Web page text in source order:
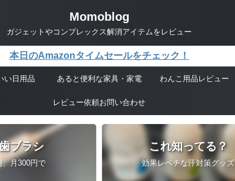
Momoblog
ガジェットやコンプレックス解消アイテムをレビュー
本日のAmazonタイムセールをチェック！
い日用品 あると便利な家具・家電 わんこ用品レビュー
レビュー依頼お問い合わせ
ブラシ
、月300円で
これ知ってる？
効果レベチな汗対策グッズ